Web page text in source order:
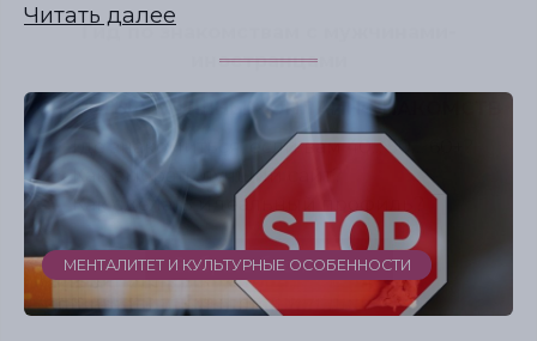
Читать далее
МЕНТАЛИТЕТ И КУЛЬТУРНЫЕ ОСОБЕННОСТИ